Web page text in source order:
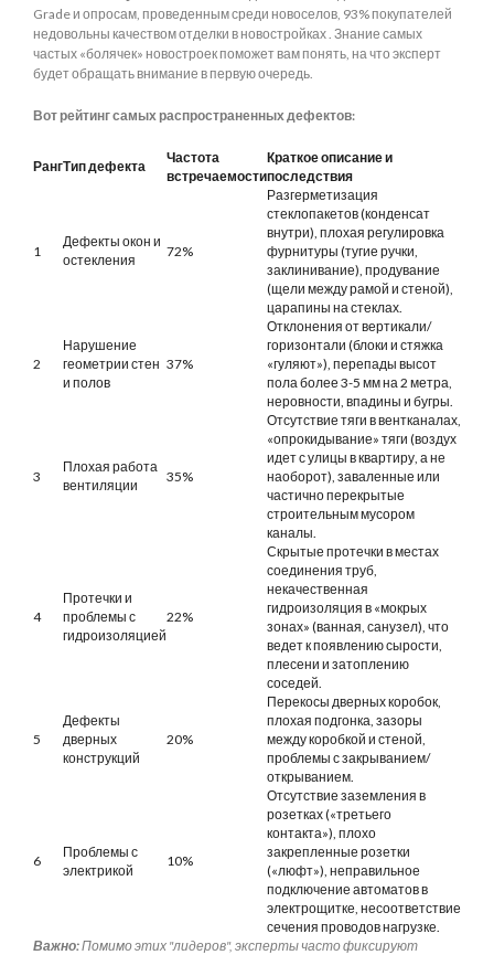
Grade и опросам, проведенным среди новоселов, 93% покупателей
недовольны качеством отделки в новостройках . Знание самых
частых «болячек» новостроек поможет вам понять, на что эксперт
будет обращать внимание в первую очередь.
Вот рейтинг самых распространенных дефектов:
РангТип дефекта
Частота
встречаемости
Краткое описание и
последствия
1
Дефекты окон и
остекления
72%
Разгерметизация
стеклопакетов (конденсат
внутри), плохая регулировка
фурнитуры (тугие ручки,
заклинивание), продувание
(щели между рамой и стеной),
царапины на стеклах.
2
Нарушение
геометрии стен
и полов
37%
Отклонения от вертикали/
горизонтали (блоки и стяжка
«гуляют»), перепады высот
пола более 3-5 мм на 2 метра,
неровности, впадины и бугры.
3
Плохая работа
вентиляции
35%
Отсутствие тяги в вентканалах,
«опрокидывание» тяги (воздух
идет с улицы в квартиру, а не
наоборот), заваленные или
частично перекрытые
строительным мусором
каналы.
4
Протечки и
проблемы с
гидроизоляцией
22%
Скрытые протечки в местах
соединения труб,
некачественная
гидроизоляция в «мокрых
зонах» (ванная, санузел), что
ведет к появлению сырости,
плесени и затоплению
соседей.
5
Дефекты
дверных
конструкций
20%
Перекосы дверных коробок,
плохая подгонка, зазоры
между коробкой и стеной,
проблемы с закрыванием/
открыванием.
6
Проблемы с
электрикой
10%
Отсутствие заземления в
розетках («третьего
контакта»), плохо
закрепленные розетки
(«люфт»), неправильное
подключение автоматов в
электрощитке, несоответствие
сечения проводов нагрузке.
Важно:Помимо этих "лидеров", эксперты часто фиксируют